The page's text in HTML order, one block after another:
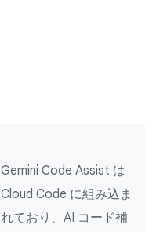
Gemini Code Assist は
Cloud Code に組み込ま
れており、AI コード補